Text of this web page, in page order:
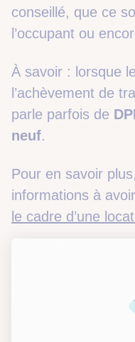
conseillé, que ce
l’occupant ou
À savoir : lorsque
l’achèvement de
parle parfois de
neuf.
Pour en savoir
informations à
le cadre d’une